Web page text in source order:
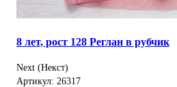
8 лет, рост 128 Реглан в рубчик
Next (Некст)
Артикул: 26317